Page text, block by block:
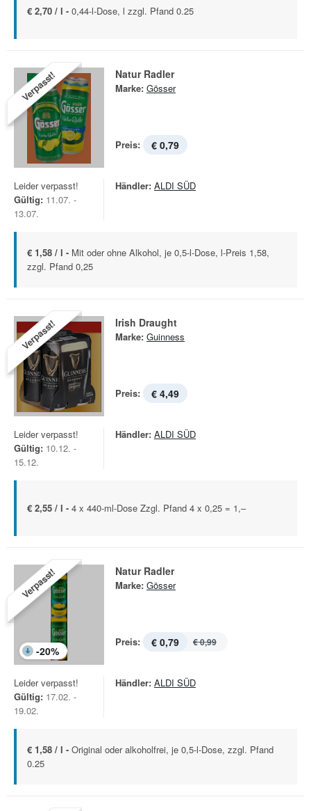
€ 2,70 / l - 0,44-l-Dose, l zzgl. Pfand 0.25
Verpasst! Natur Radler
Marke: Gösser
Preis: € 0,79
Leider verpasst!
Gültig: 11.07. -
13.07.
Händler: ALDI SÜD
€ 1,58 / l - Mit oder ohne Alkohol, je 0,5-l-Dose, l-Preis 1,58,
zzgl. Pfand 0,25
Verpasst! Irish Draught
Marke: Guinness
Preis: € 4,49
Leider verpasst!
Gültig: 10.12. -
15.12.
Händler: ALDI SÜD
€ 2,55 / l - 4 x 440-ml-Dose Zzgl. Pfand 4 x 0,25 = 1,–
Verpasst!
-20%
Natur Radler
Marke: Gösser
Preis: € 0,79 € 0,99
Leider verpasst!
Gültig: 17.02. -
19.02.
Händler: ALDI SÜD
€ 1,58 / l - Original oder alkoholfrei, je 0,5-l-Dose, zzgl. Pfand
0.25